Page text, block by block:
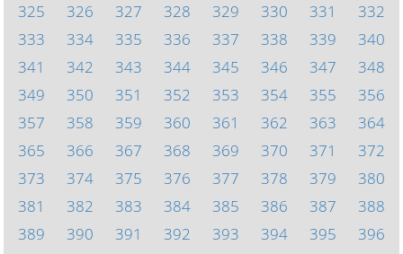
325
326 327 328 329 330 331
332
333
334 335 336 337 338 339
340
341
342 343 344 345 346 347
348
349
350 351 352 353 354 355
356
357
358 359 360 361 362 363
364
365
366 367 368 369 370 371
372
373
374 375 376 377 378 379
380
381
382 383 384 385 386 387
388
389
390 391 392 393 394 395
396